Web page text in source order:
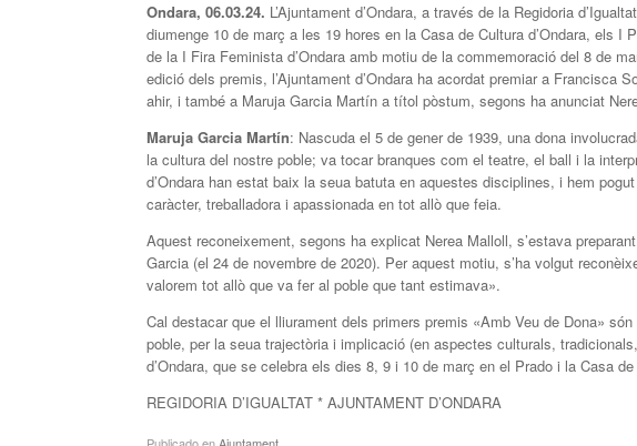
Ondara, 06.03.24. L’Ajuntament d’Ondara, a través de la Regidoria
diumenge 10 de març a les 19 hores en la Casa de Cultura d’Ondara, els I
de la I Fira Feminista d’Ondara amb motiu de la commemoració del 8 de
edició dels premis, l’Ajuntament d’Ondara ha acordat premiar a Francisca
ahir, i també a Maruja Garcia Martín a títol pòstum, segons ha anunciat
Maruja Garcia Martín: Nascuda el 5 de gener de 1939, una dona
la cultura del nostre poble; va tocar branques com el teatre, el ball i la
d’Ondara han estat baix la seua batuta en aquestes disciplines, i hem
caràcter, treballadora i apassionada en tot allò que feia.
Aquest reconeixement, segons ha explicat Nerea Malloll, s’estava
Garcia (el 24 de novembre de 2020). Per aquest motiu, s’ha volgut
valorem tot allò que va fer al poble que tant estimava».
Cal destacar que el lliurament dels primers premis «Amb Veu de Dona»
poble, per la seua trajectòria i implicació (en aspectes culturals,
d’Ondara, que se celebra els dies 8, 9 i 10 de març en el Prado i la Casa
REGIDORIA D’IGUALTAT * AJUNTAMENT D’ONDARA
Publicado enAjuntament